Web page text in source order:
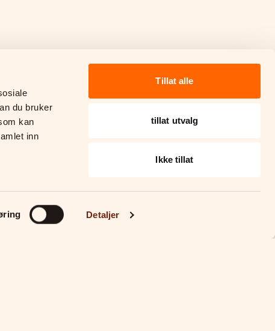
du bruker
kan
inn
Detaljer
Tillat alle
tillat utvalg
Ikke tillat